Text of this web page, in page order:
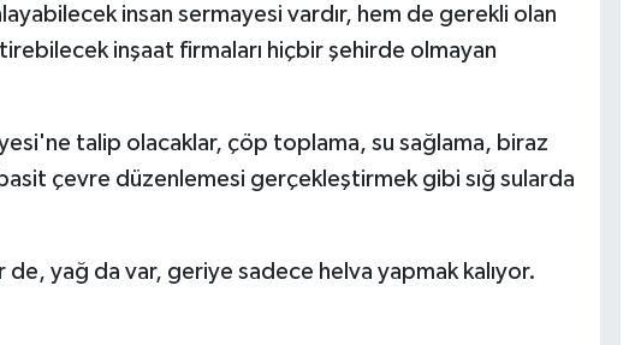
insan sermayesi vardır, hem de gerekli olan
inşaat firmaları hiçbir şehirde olmayan
talip olacaklar, çöp toplama, su sağlama, biraz
basit çevre düzenlemesi gerçekleştirmek gibi sığ sularda
yağ da var, geriye sadece helva yapmak kalıyor.